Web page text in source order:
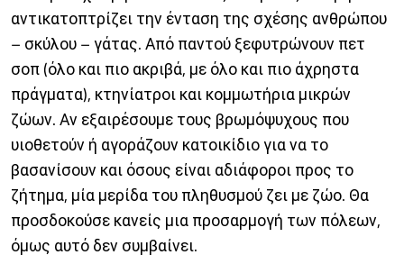
αντικατοπτρίζει την ένταση της σχέσης ανθρώπου
– σκύλου – γάτας. Από παντού ξεφυτρώνουν πετ
σοπ (όλο και πιο ακριβά, με όλο και πιο άχρηστα
πράγματα), κτηνίατροι και κομμωτήρια μικρών
ζώων. Αν εξαιρέσουμε τους βρωμόψυχους που
υιοθετούν ή αγοράζουν κατοικίδιο για να το
βασανίσουν και όσους είναι αδιάφοροι προς το
ζήτημα, μία μερίδα του πληθυσμού ζει με ζώο. Θα
προσδοκούσε κανείς μια προσαρμογή των πόλεων,
όμως αυτό δεν συμβαίνει.